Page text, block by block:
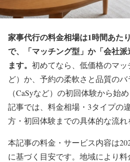
家事代行の料金相場は1時間あた
で、「マッチング型」か「会社
ます。 初めてなら、低価格のマ
ど）か、予約の柔軟さと品質の
（CaSyなど）の初回体験から始
記事では、料金相場・3タイプの
方・初回体験までの具体的な流れ
本記事の料金・サービス内容は
に基づく目安です。地域により